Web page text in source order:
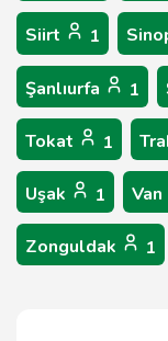
Siirt 1
Şanlıurfa 1
Tokat 1
Uşak 1 Van
Zonguldak 1